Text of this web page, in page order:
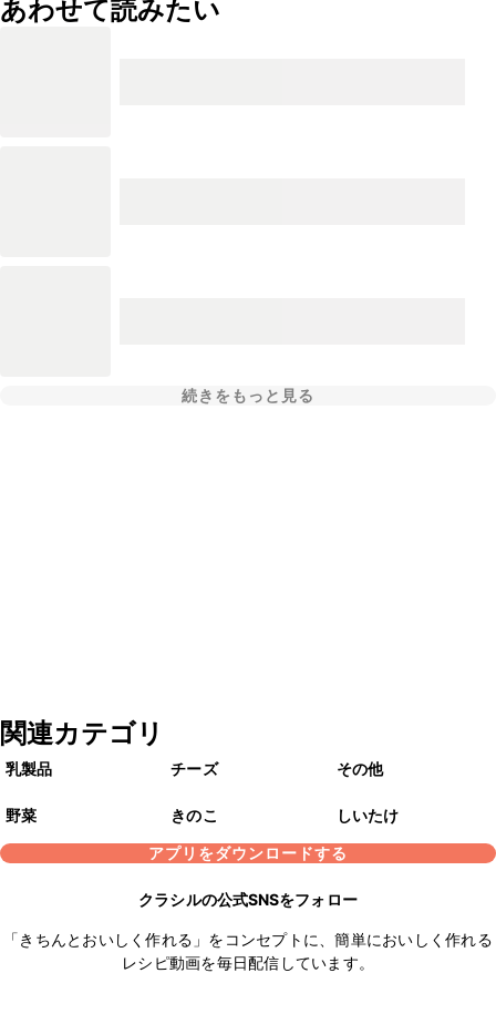
あわせて読みたい
続きをもっと見る
関連カテゴリ
乳製品 チーズ その他
野菜 きのこ
しいたけ
アプリをダウンロードする
クラシルの公式SNSをフォロー
「きちんとおいしく作れる」をコンセプトに、簡単においしく作れる
レシピ動画を毎日配信しています。